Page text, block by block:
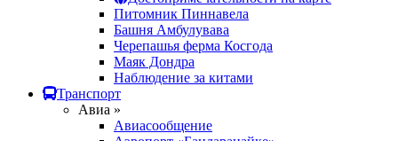
Питомник Пиннавела
Башня Амбулувава
Черепашья ферма Косгода
Маяк Дондра
Наблюдение за китами
Транспорт
Авиа »
Авиасообщение